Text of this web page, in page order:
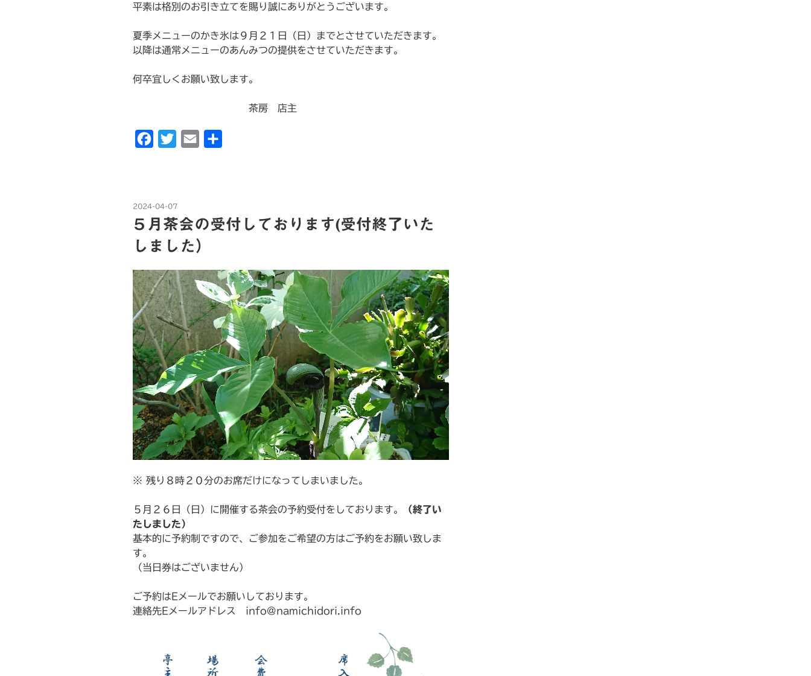
平素は格別のお引き立てを賜り誠にありがとうございます。
夏季メニューのかき氷は９月２１日（日）までとさせていただきます。
以降は通常メニューのあんみつの提供をさせていただきます。
何卒宜しくお願い致します。
茶房 店主
b
o
o
e
r
投
日:
2024-04-07
５月茶会の受付しております(受付終了いた
しました）
※ 残り８時２０分のお席だけになってしまいました。
５月２６日（日）に開催する茶会の予約受付をしております。
（終了い
たしました）
基本的に予約制ですので、ご参加をご希望の方はご予約をお願い致しま
す。
（当日券はございません）
ご予約はEメールでお願いしております。
連絡先Eメールアドレス info@namichidori.info